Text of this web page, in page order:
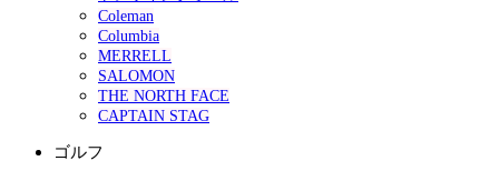
Coleman
Columbia
MERRELL
SALOMON
THE NORTH FACE
CAPTAIN STAG
ゴルフ